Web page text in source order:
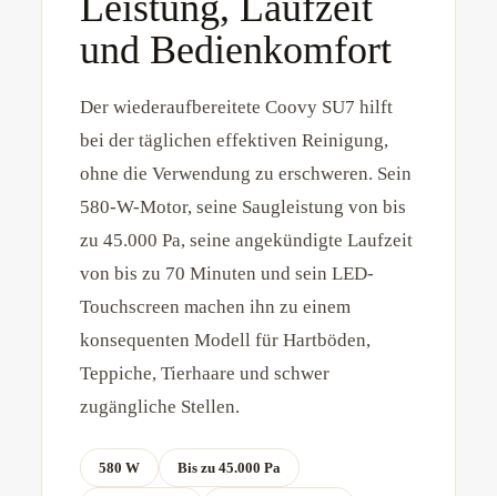
und Bedienkomfort
Der wiederaufbereitete Coovy SU7 hilft
bei der täglichen effektiven Reinigung,
ohne die Verwendung zu erschweren. Sein
580-W-Motor, seine Saugleistung von bis
zu 45.000 Pa, seine angekündigte Laufzeit
von bis zu 70 Minuten und sein LED-
Touchscreen machen ihn zu einem
konsequenten Modell für Hartböden,
Teppiche, Tierhaare und schwer
zugängliche Stellen.
580 W Bis zu 45.000 Pa